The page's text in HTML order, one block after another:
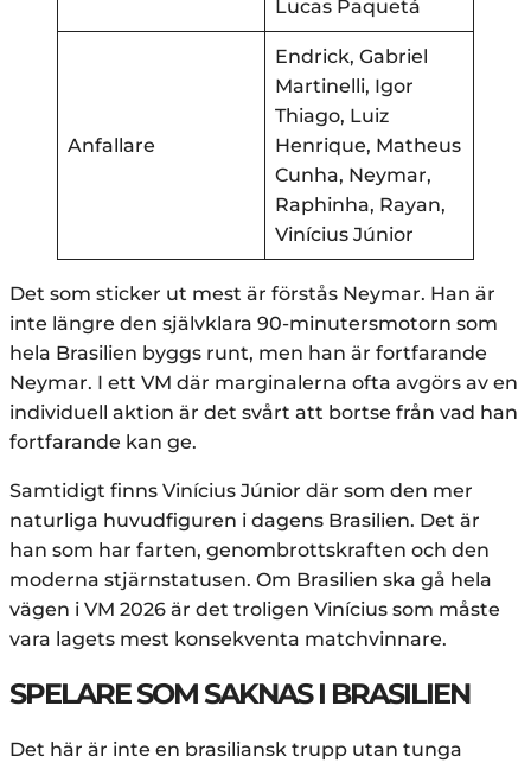
Lucas Paquetá
Anfallare
Endrick, Gabriel
Martinelli, Igor
Thiago, Luiz
Henrique, Matheus
Cunha, Neymar,
Raphinha, Rayan,
Vinícius Júnior
Det som sticker ut mest är förstås Neymar. Han är
inte längre den självklara 90-minutersmotorn som
hela Brasilien byggs runt, men han är fortfarande
Neymar. I ett VM där marginalerna ofta avgörs av en
individuell aktion är det svårt att bortse från vad han
fortfarande kan ge.
Samtidigt finns Vinícius Júnior där som den mer
naturliga huvudfiguren i dagens Brasilien. Det är
han som har farten, genombrottskraften och den
moderna stjärnstatusen. Om Brasilien ska gå hela
vägen i VM 2026 är det troligen Vinícius som måste
vara lagets mest konsekventa matchvinnare.
SPELARE SOM SAKNAS I BRASILIEN
Det här är inte en brasiliansk trupp utan tunga